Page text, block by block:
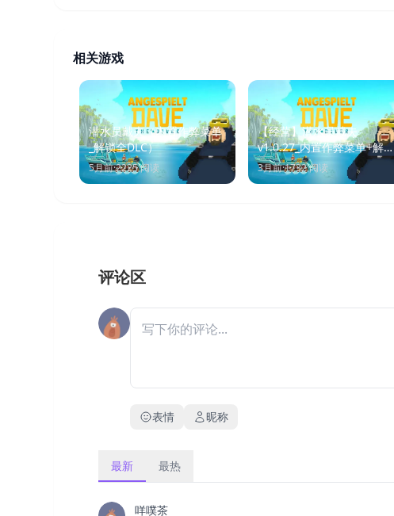
相关游戏
潜水员戴夫（内置作弊菜单
_解锁全DLC）
5月前·2225阅读
【经营】潜水员戴夫
v1.0.27_内置作弊菜单+解锁
全DLC 中文版
3月前·1732阅读
评论区
表情 昵称
最新 最热
咩噗茶